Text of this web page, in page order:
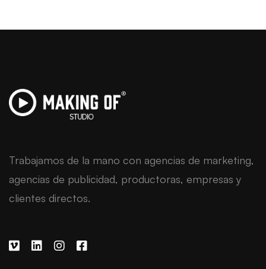
Trabajamos de la mano con agencias de marketing,
agencias de publicidad, productoras, empresas y
clientes directos.